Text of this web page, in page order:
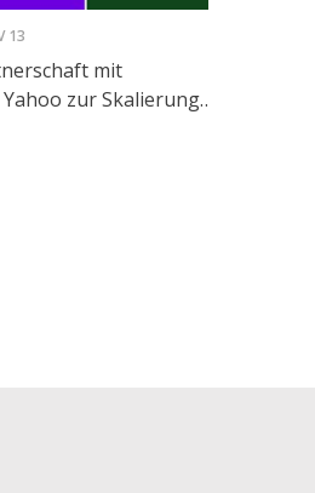
13
mit
zur Skalierung